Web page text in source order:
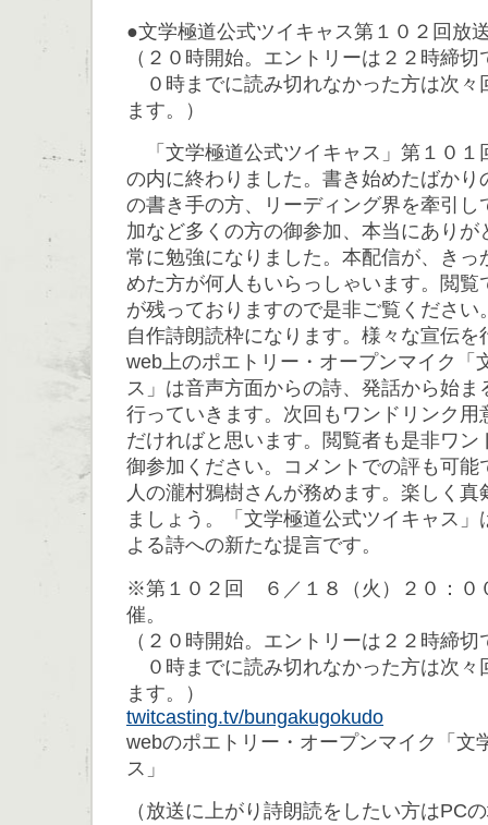
●文学極道公式ツイキャス第１０２回放
（２０時開始。エントリーは２２時締切
０時までに読み切れなかった方は次々
ます。）
「文学極道公式ツイキャス」第１０１
の内に終わりました。書き始めたばかり
の書き手の方、リーディング界を牽引し
加など多くの方の御参加、本当にありが
常に勉強になりました。本配信が、きっ
めた方が何人もいらっしゃいます。閲覧
が残っておりますので是非ご覧ください
自作詩朗読枠になります。様々な宣伝
web上のポエトリー・オープンマイク「
ス」は音声方面からの詩、発話から始ま
行っていきます。次回もワンドリンク用
だければと思います。閲覧者も是非ワン
御参加ください。コメントでの評も可能
人の瀧村鴉樹さんが務めます。楽しく
ましょう。「文学極道公式ツイキャス
よる詩への新たな提言です。
※第１０２回 ６／１８（火）２０：
催。
（２０時開始。エントリーは２２時締切
０時までに読み切れなかった方は次々
ます。）
twitcasting.tv/bungakugokudo
webのポエトリー・オープンマイク「文
ス」
（放送に上がり詩朗読をしたい方はPC